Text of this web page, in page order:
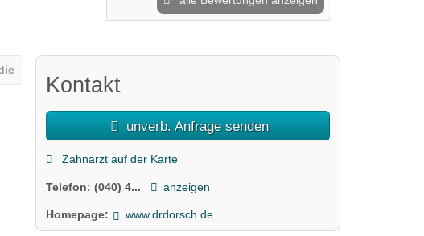
Kontakt
unverb. Anfrage senden
Zahnarzt auf der Karte
Telefon:(040) 4... anzeigen
Homepage: www.drdorsch.de